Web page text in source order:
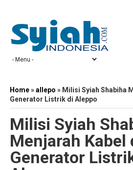
Home»allepo » Milisi Syiah Shabiha
Generator Listrik di Aleppo
Milisi Syiah
Menjarah Kabel
Generator